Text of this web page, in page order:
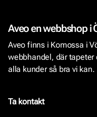
Aveo en webbshop i
Aveo finns i Komossa i
webbhandel, där tapeter
alla kunder så bra vi kan.
Ta kontakt